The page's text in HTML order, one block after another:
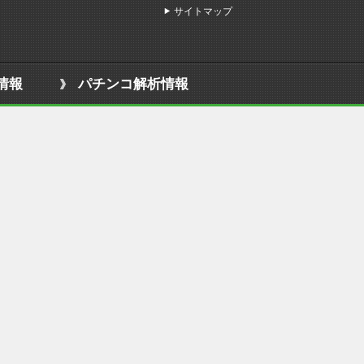
報 パチンコ解析情報
サイトマップ